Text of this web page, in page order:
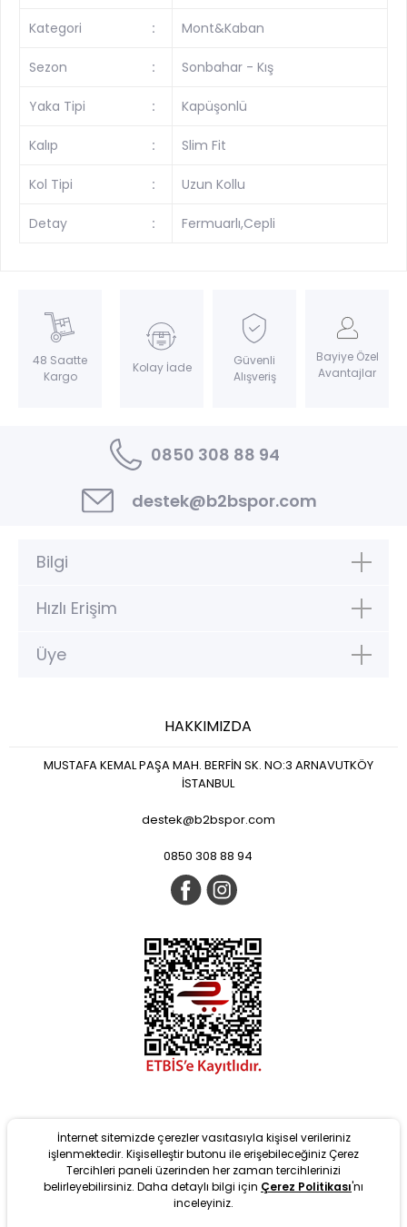
Yeni
Kategori : Mont&Kaban
Sezon : Sonbahar - Kış
Yaka Tipi : Kapüşonlü
Kalıp : Slim Fit
Kol Tipi : Uzun Kollu
Detay : Fermuarlı,Cepli
48 Saatte
Kargo
Kolay İade
Güvenli
Alışveriş
Bayiye Özel
Avantajlar
0850 308 88 94
destek@b2bspor.com
Bilgi
Hızlı Erişim
Üye
HAKKIMIZDA
MUSTAFA KEMAL PAŞA MAH. BERFİN SK. NO:3 ARNAVUTKÖY
İSTANBUL
destek@b2bspor.com
0850 308 88 94
tarafından T-Soft Altyapısıyla geliştirilmiştir. #OD 2022 Copyright
İnternet sitemizde çerezler vasıtasıyla kişisel verileriniz
işlenmektedir. Kişiselleştir butonu ile erişebileceğiniz Çerez
Tercihleri paneli üzerinden her zaman tercihlerinizi
belirleyebilirsiniz. Daha detaylı bilgi için Çerez Politikası'nı
inceleyiniz.